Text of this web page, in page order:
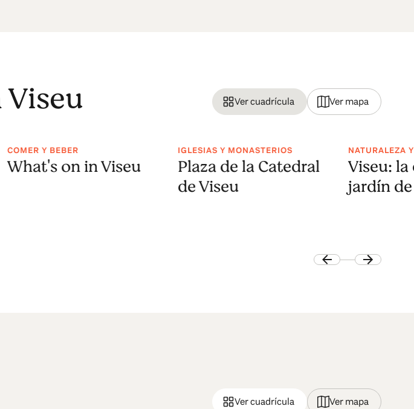
Ver cuadrícula Ver mapa
COMER Y BEBER
What's on in Viseu
IGLESIAS Y MONASTERIOS
Plaza de la Catedral
de Viseu
NATURALEZA
Viseu:
jardín
Ver cuadrícula Ver mapa